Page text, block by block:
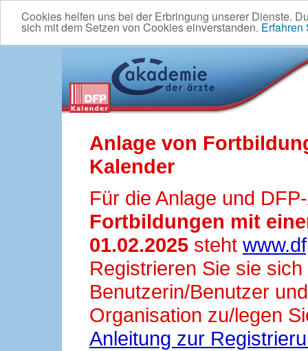
Cookies helfen uns bei der Erbringung unserer Dienste.
sich mit dem Setzen von Cookies einverstanden. Erfahren
Anlage von
Kalender
Für die Anlage und
Fortbildungen mit
01.02.2025 steht
Registrieren Sie sie
Benutzerin/Benutzer
Organisation zu/legen
Anleitung zur